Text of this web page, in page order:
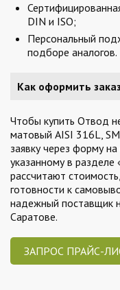
DIN и ISO;
Персональный
подборе аналогов.
Как оформить заказ
Чтобы купить Отвод
матовый AISI 316L,
заявку через форму
указанному в
рассчитают
готовности к
надежный поставщик
Саратове.
ЗАПРОС ПРАЙС-